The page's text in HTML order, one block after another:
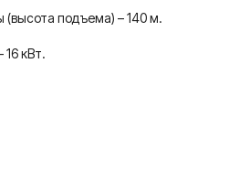
подъема) – 140 м.
кВт.